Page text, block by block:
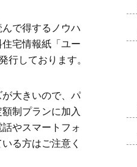
で得するノウハ
宅情報紙「ユー
行しております。
大きいので、パ
制プランに加入
やスマートフォ
る方はご注意く